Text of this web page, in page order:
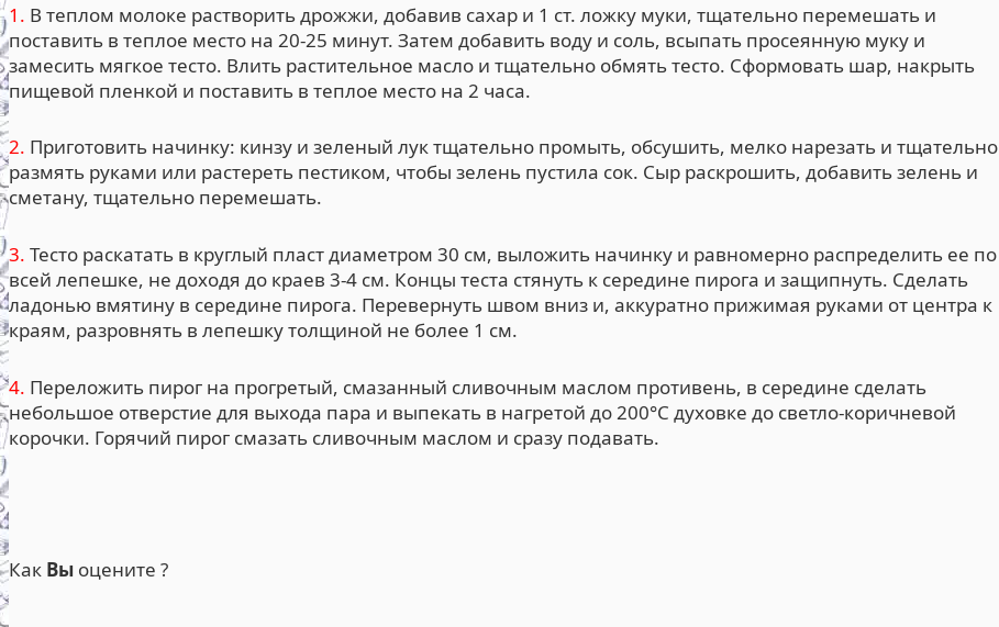
1. В теплом молоке растворить дрожжи, добавив сахар и 1 ст. ложку муки, тщательно перемешать и
поставить в теплое место на 20-25 минут. Затем добавить воду и соль, всыпать просеянную муку и
замесить мягкое тесто. Влить растительное масло и тщательно обмять тесто. Сформовать шар, накрыть
пищевой пленкой и поставить в теплое место на 2 часа.
2. Приготовить начинку: кинзу и зеленый лук тщательно промыть, обсушить, мелко нарезать и тщательно
размять руками или растереть пестиком, чтобы зелень пустила сок. Сыр раскрошить, добавить зелень и
сметану, тщательно перемешать.
3. Тесто раскатать в круглый пласт диаметром 30 см, выложить начинку и равномерно распределить ее по
всей лепешке, не доходя до краев 3-4 см. Концы теста стянуть к середине пирога и защипнуть. Сделать
ладонью вмятину в середине пирога. Перевернуть швом вниз и, аккуратно прижимая руками от центра к
краям, разровнять в лепешку толщиной не более 1 см.
4. Переложить пирог на прогретый, смазанный сливочным маслом противень, в середине сделать
небольшое отверстие для выхода пара и выпекать в нагретой до 200°С духовке до светло-коричневой
корочки. Горячий пирог смазать сливочным маслом и сразу подавать.
Как Вы оцените ?